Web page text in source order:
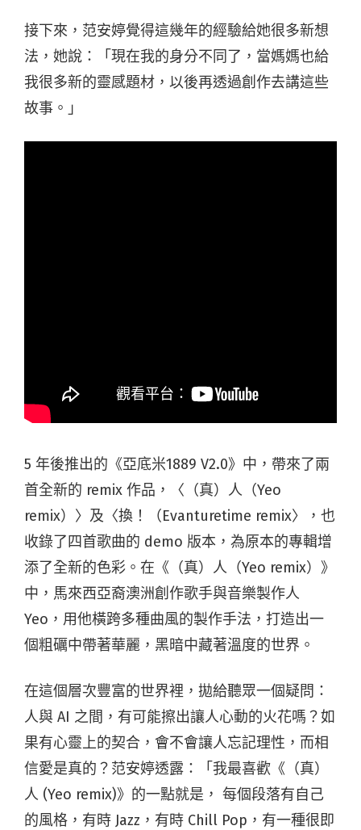
接下來，范安婷覺得這幾年的經驗給她很多新想
法，她說：「現在我的身分不同了，當媽媽也給
我很多新的靈感題材，以後再透過創作去講這些
故事。」
5 年後推出的《亞底米1889 V2.0》中，帶來了兩
首全新的 remix 作品，〈（真）人（Yeo
remix）〉及〈換！（Evanturetime remix〉，也
收錄了四首歌曲的 demo 版本，為原本的專輯增
添了全新的色彩。在《（真）人（Yeo remix）》
中，馬來西亞裔澳洲創作歌手與音樂製作人
Yeo，用他橫跨多種曲風的製作手法，打造出一
個粗礪中帶著華麗，黑暗中藏著溫度的世界。
在這個層次豐富的世界裡，拋給聽眾一個疑問：
人與 AI 之間，有可能擦出讓人心動的火花嗎？如
果有心靈上的契合，會不會讓人忘記理性，而相
信愛是真的？范安婷透露：「我最喜歡《（真）
人 (Yeo remix)》的一點就是， 每個段落有自己
的風格，有時 Jazz，有時 Chill Pop，有一種很即